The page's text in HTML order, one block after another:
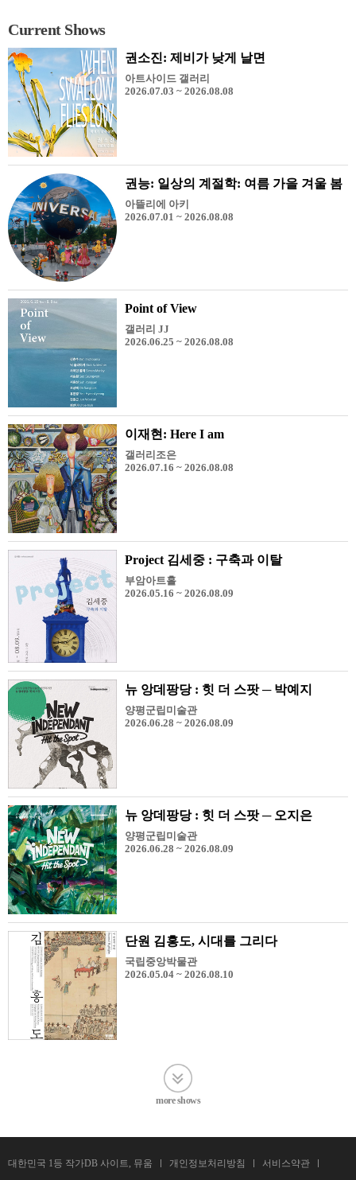
Current Shows
권소진: 제비가 낮게 날면
아트사이드 갤러리
2026.07.03 ~ 2026.08.08
권능: 일상의 계절학: 여름 가을 겨울 봄
아뜰리에 아키
2026.07.01 ~ 2026.08.08
Point of View
갤러리 JJ
2026.06.25 ~ 2026.08.08
이재현: Here I am
갤러리조은
2026.07.16 ~ 2026.08.08
Project 김세중 : 구축과 이탈
부암아트홀
2026.05.16 ~ 2026.08.09
뉴 앙데팡당 : 힛 더 스팟 ─ 박예지
양평군립미술관
2026.06.28 ~ 2026.08.09
뉴 앙데팡당 : 힛 더 스팟 ─ 오지은
양평군립미술관
2026.06.28 ~ 2026.08.09
단원 김홍도, 시대를 그리다
국립중앙박물관
2026.05.04 ~ 2026.08.10
more shows
대한민국 1등 작가DB 사이트, 뮤움 개인정보처리방침
서비스약관